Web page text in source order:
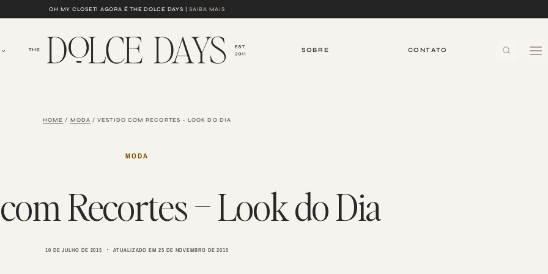
OH MY CLOSET! AGORA É THE DOLCE DAYS |SAIBA MAIS
SOBRE CONTATO
HOME / MODA / VESTIDO COM RECORTES – LOOK DO DIA
MODA
Recortes – Look do Dia
10 DE JULHO DE 2015 ATUALIZADO EM 25 DE NOVEMBRO DE 2015